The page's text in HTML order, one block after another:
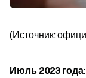
(Источник:
Июль 2023 года